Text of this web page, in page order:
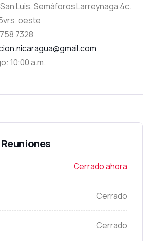
Luis, Semáforos Larreynaga 4c.
oeste
7328
10:00 a.m.
Cerrado ahora
Cerrado
Cerrado